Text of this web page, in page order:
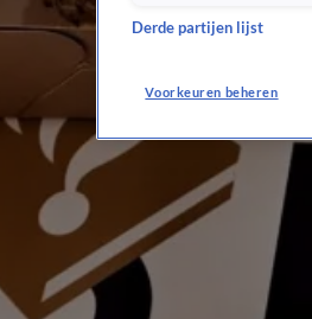
Derde partijen lijst
Voorkeuren beheren